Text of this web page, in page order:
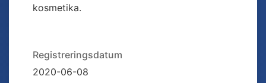
kosmetika.
Registreringsdatum
2020-06-08